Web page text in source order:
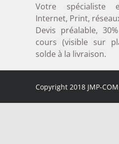
Votre spécialiste
Internet, Print,
Devis préalable,
cours (visible sur
solde à la livraison.
Copyright 2018 JMP-